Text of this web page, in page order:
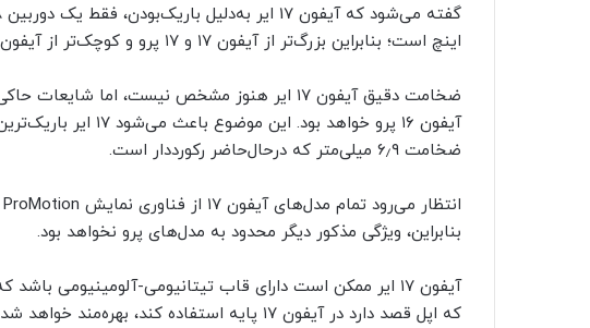
اینچ است؛ بنابراین بزرگ‌تر از آیفون ۱۷ و ۱۷ پرو و کوچک‌تر از آیفون ۱۷ پرو مکس خواهد بود.
ضخامت دقیق آیفون ۱۷ ایر هنوز مشخص نیست، اما
ضخامت ۶٫۹ میلی‌متر که درحال‌حاضر رکورددار است.
بنابراین، ویژگی مذکور دیگر محدود به مدل‌های پرو نخواهد بود.
آیفون ۱۷ ایر ممکن است دارای قاب تیتانیومی-آلومینیومی
که اپل قصد دارد در آیفون ۱۷ پایه استفاده